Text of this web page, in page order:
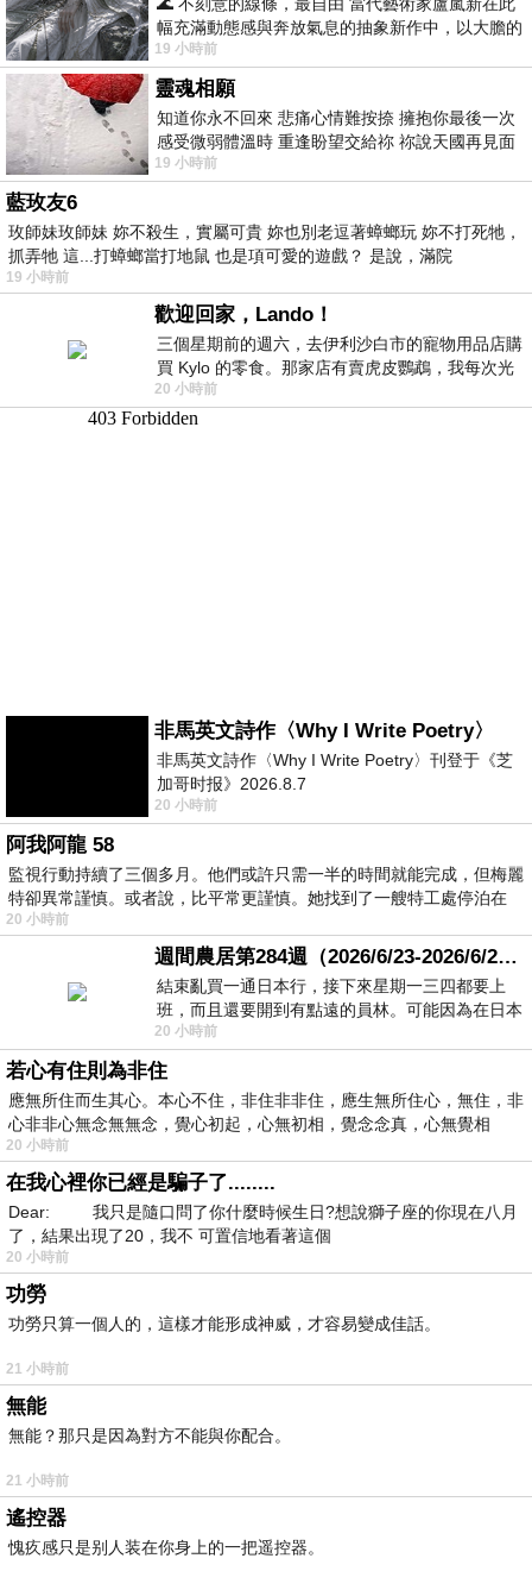
🌊 不刻意的線條，最自由 當代藝術家盧嵐新在此
幅充滿動態感與奔放氣息的抽象新作中，以大膽的
藍色顏料在白色畫布上揮灑、壓印與流淌
19 小時前
靈魂相願
知道你永不回來 悲痛心情難按捺 擁抱你最後一次
感受微弱體溫時 重逢盼望交給祢 祢說天國再見面
此刻忍淚說別離 他日靈魂再
19 小時前
藍玫友6
玫師妹玫師妹 妳不殺生，實屬可貴 妳也別老逗著蟑螂玩 妳不打死牠，
抓弄牠 這...打蟑螂當打地鼠 也是項可愛的遊戲？ 是說，滿院
19 小時前
歡迎回家，Lando！
三個星期前的週六，去伊利沙白市的寵物用品店購
買 Kylo 的零食。那家店有賣虎皮鸚鵡，我每次光
顧都會去看一下。他們偶爾會引進 C
20 小時前
非馬英文詩作〈Why I Write Poetry〉
非馬英文詩作〈Why I Write Poetry〉刊登于《芝
加哥时报》2026.8.7
20 小時前
阿我阿龍 58
監視行動持續了三個多月。他們或許只需一半的時間就能完成，但梅麗
特卻異常謹慎。或者說，比平常更謹慎。她找到了一艘特工處停泊在
20 小時前
週間農居第284週（2026/6/23-2026/6/24) 夏至 金黃稻浪洋溢豐收喜悅
結束亂買一通日本行，接下來星期一三四都要上
班，而且還要開到有點遠的員林。可能因為在日本
花不少錢，星期一出門上班時，心裡沒有一
20 小時前
若心有住則為非住
應無所住而生其心。本心不住，非住非非住，應生無所住心，無住，非
心非非心無念無無念，覺心初起，心無初相，覺念念真，心無覺相
20 小時前
在我心裡你已經是騙子了........
Dear: 我只是隨口問了你什麼時候生日?想說獅子座的你現在八月
了，結果出現了20，我不 可置信地看著這個
20 小時前
功勞
功勞只算一個人的，這樣才能形成神威，才容易變成佳話。
21 小時前
無能
無能？那只是因為對方不能與你配合。
21 小時前
遙控器
愧疚感只是别人装在你身上的一把遥控器。